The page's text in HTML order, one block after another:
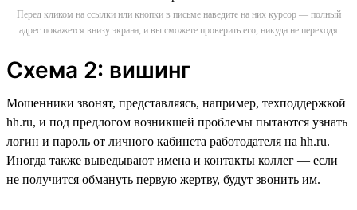
Перед кликом на ссылки или кнопки в письме наведите на них курсор — полный
адрес покажется внизу экрана, и вы сможете проверить его, никуда не переходя
Схема 2: вишинг
Мошенники звонят, представляясь, например, техподдержкой
hh.ru, и под предлогом возникшей проблемы пытаются узнать
логин и пароль от личного кабинета работодателя на hh.ru.
Иногда также выведывают имена и контакты коллег — если
не получится обмануть первую жертву, будут звонить им.